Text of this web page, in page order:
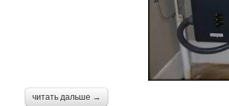
читать дальше →